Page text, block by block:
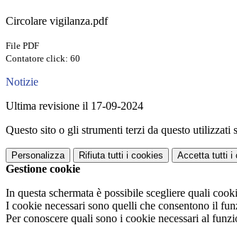
Circolare vigilanza.pdf
File PDF
Contatore click: 60
Notizie
Ultima revisione il 17-09-2024
Questo sito o gli strumenti terzi da questo
Personalizza Rifiuta tutti i cookies Accetta tutti i
Gestione cookie
In questa schermata è possibile scegliere quali
I cookie necessari sono quelli che consentono il
Per conoscere quali sono i cookie necessari al